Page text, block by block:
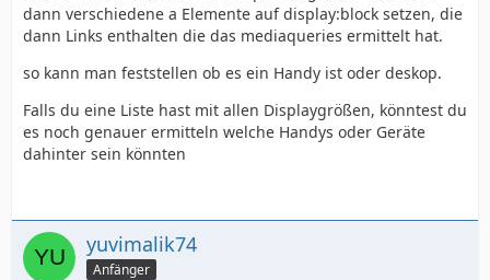
dann verschiedene a Elemente auf display:block setzen, die
dann Links enthalten die das mediaqueries ermittelt hat.
so kann man feststellen ob es ein Handy ist oder deskop.
Falls du eine Liste hast mit allen Displaygrößen, könntest du
es noch genauer ermitteln welche Handys oder Geräte
dahinter sein könnten
yuvimalik74
Anfänger